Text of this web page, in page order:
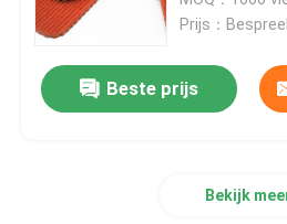
Geprefabriceerde Renbaan
Prijs：
Beste prijs
Bekijk